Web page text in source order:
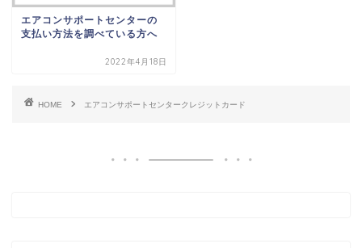
エアコンサポートセンターの
支払い方法を調べている方へ
2022年4月18日
HOME エアコンサポートセンタークレジットカード